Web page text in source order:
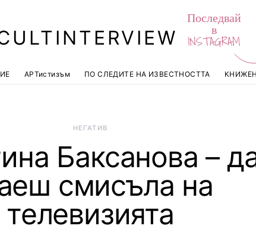
Последвай
в
INSTAGRAM
АРТистизъм ПО СЛЕДИТЕ НА ИЗВЕСТНОСТТА
НЕГАТИВ
Баксанова –
смисъла на
телевизията